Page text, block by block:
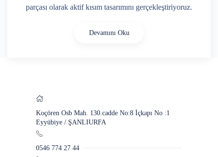
parçası olarak aktif kısım tasarımını gerçekleştiriyoruz.
Devamını Oku
Koçören Osb Mah. 130.cadde No:8 İçkapı No :1
Eyyübiye / ŞANLIURFA
0546 774 27 44